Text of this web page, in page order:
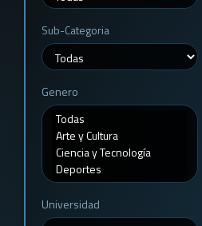
Sub-Categoria
Genero
Universidad